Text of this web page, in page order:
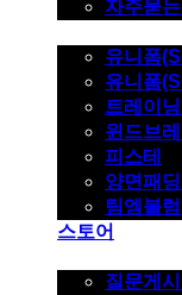
자주묻
유니폼
유니폼
트레이
윈드브
피스테
양면패딩
팀엠블럼
스토어
질문게